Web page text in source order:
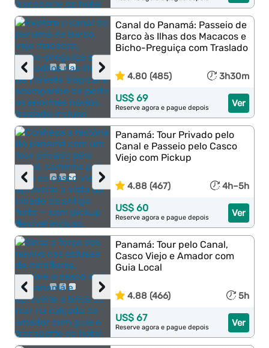
›
‹
Canal do Panamá: Passeio de
Barco às Ilhas dos Macacos e
Bicho-Preguiça com Traslado
4.80 (485) 3h30m
Ver
US$ 69
Reserve agora e pague depois
›
‹
Panamá: Tour Privado pelo
Canal e Passeio pelo Casco
Viejo com Pickup
4.88 (467) 4h–5h
Ver
US$ 60
Reserve agora e pague depois
›
‹
Panamá: Tour pelo Canal,
Casco Viejo e Amador com
Guia Local
4.88 (466) 5h
Ver
US$ 67
Reserve agora e pague depois